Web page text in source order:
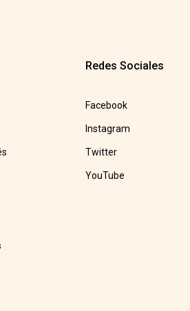
Redes Sociales
Facebook
Instagram
Twitter
YouTube